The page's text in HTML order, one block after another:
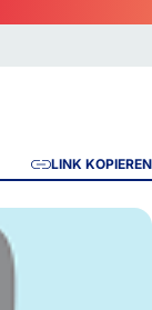
LINK KOPIEREN